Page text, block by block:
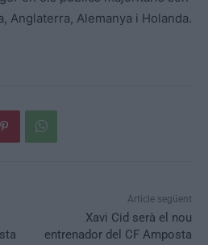
Anglaterra, Alemanya i Holanda.
Article següent
Xavi Cid serà el nou
entrenador del CF Amposta